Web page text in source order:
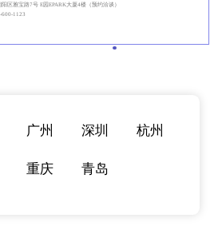
区雅宝路7号 E园EPARK大厦4楼（预约洽谈）
600-1123
广州 深圳 杭州
重庆 青岛